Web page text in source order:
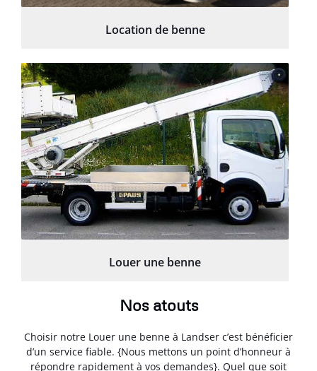
Location de benne
Louer une benne
Nos atouts
Choisir notre Louer une benne à Landser c’est bénéficier
d’un service fiable. {Nous mettons un point d’honneur à
répondre rapidement à vos demandes}. Quel que soit